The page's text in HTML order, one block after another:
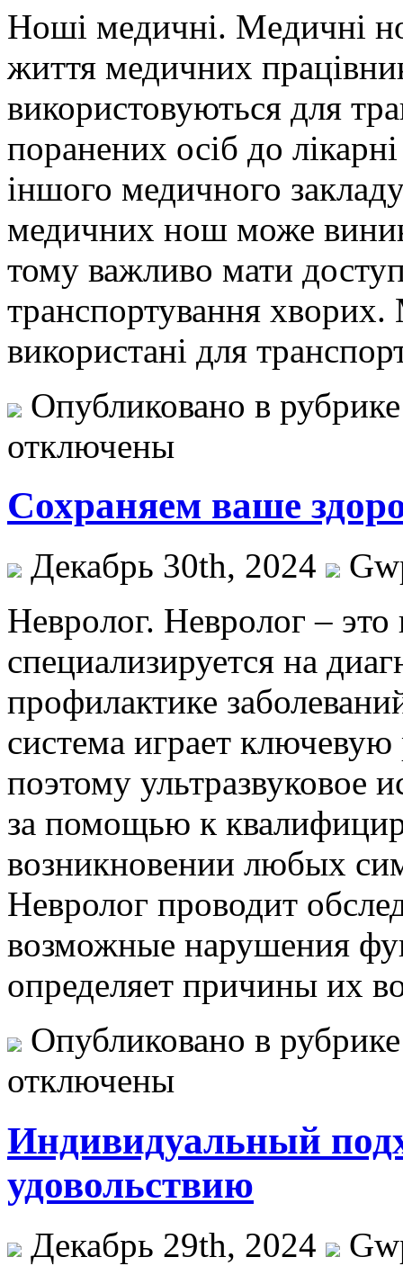
Нoші мeдичні. Мeдичні
життя медичних
використовуються для
поранених осіб до
іншого медичного
медичних нош може
тому важливо мати
транспортування
використані для
Опубликовано в
отключены
Сохраняем ваше
Декабрь 30th, 2024
Нeврoлoг. Нeврoлoг – это
специализируется на
профилактике
система играет
поэтому ультразвуковое
за помощью к
возникновении любых
Невролог проводит
возможные нарушения
определяет причины их
Опубликовано в
отключены
Индивидуальный
удовольствию
Декабрь 29th, 2024